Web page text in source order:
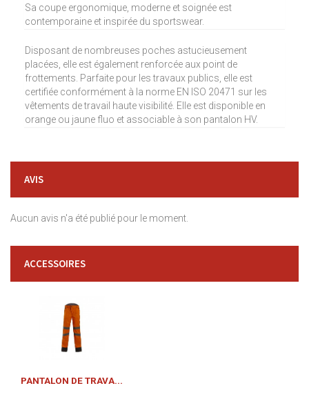
Sa coupe ergonomique, moderne et soignée est
contemporaine et inspirée du sportswear.
Disposant de nombreuses poches astucieusement
placées, elle est également renforcée aux point de
frottements. Parfaite pour les travaux publics, elle est
certifiée conformément à la norme EN ISO 20471 sur les
vêtements de travail haute visibilité. Elle est disponible en
orange ou jaune fluo et associable à son pantalon HV.
AVIS
Aucun avis n'a été publié pour le moment.
ACCESSOIRES
PANTALON DE TRAVA...